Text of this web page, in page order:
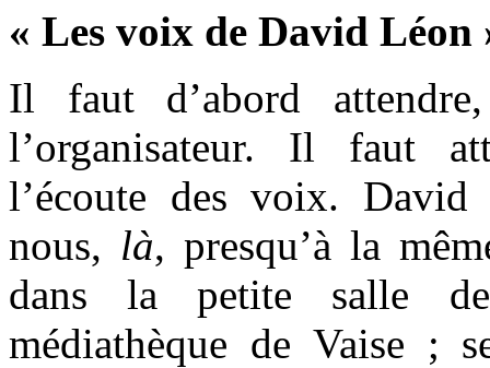
« Les voix de David Léon
Il faut d’abord
l’organisateur. Il faut
l’écoute des voix.
nous, là, presqu’à la
dans la petite salle
médiathèque de Vaise ;